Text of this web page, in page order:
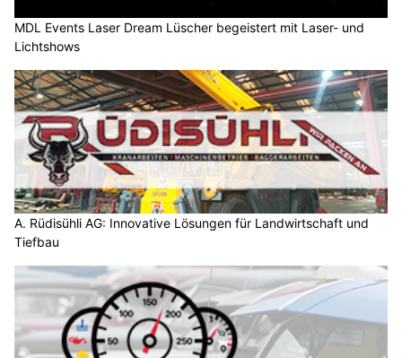
MDL Events Laser Dream Lüscher begeistert mit Laser- und
Lichtshows
A. Rüdisühli AG: Innovative Lösungen für Landwirtschaft und
Tiefbau